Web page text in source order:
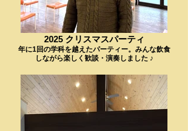
2025 クリスマスパーティ
年に1回の学科を越えたパーティー。みんな飲食
しながら楽しく歓談・演奏しました ♪